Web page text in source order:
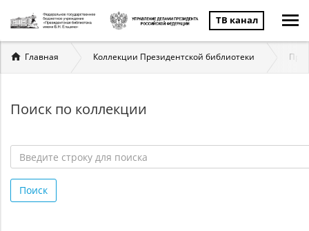
ТВ канал
Вы
здесь
Главная Коллекции Президентской библиотеки
Поиск по коллекции
строку
для
Поиск